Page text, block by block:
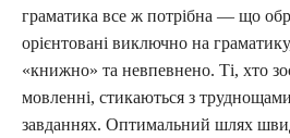
граматика все ж потрібна — що
орієнтовані виключно на
«книжно» та невпевнено. Ті, хто
мовленні, стикаються з
завданнях. Оптимальний шлях